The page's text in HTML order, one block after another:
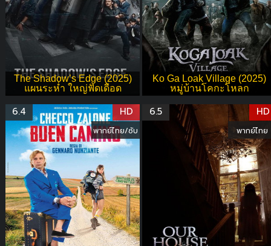
The Shadow’s Edge (2025)
แผนระห่ำ ใหญ่ฟัดเดือด
Ko Ga Loak Village (2025)
หมู่บ้านโคกะโหลก
6.4 HD
พากย์ไทย/ซับ
6.5 HD
พากย์ไทย